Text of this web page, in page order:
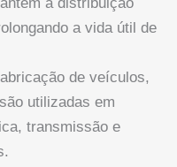
a vida útil de
de veículos,
utilizadas em
transmissão e